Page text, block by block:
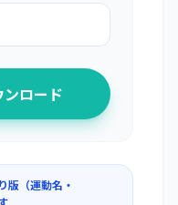
ンロード
版（運動名・